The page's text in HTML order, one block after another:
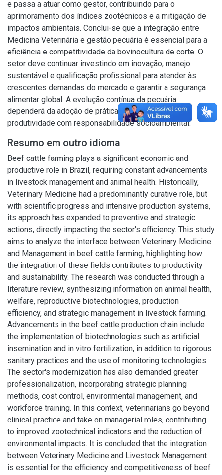
e passa a atuar como gestor, contribuindo para o
aprimoramento dos índices zootécnicos e a mitigação de
impactos ambientais. Conclui-se que a integração entre
Medicina Veterinária e gestão pecuária é essencial para a
eficiência e competitividade da bovinocultura de corte. O
setor deve continuar investindo em inovação, manejo
sustentável e qualificação profissional para atender às
crescentes demandas do mercado e garantir a segurança
alimentar global. A evolução contínua da pecuária
dependerá da adoção de práticas que combinem
produtividade com responsabilidade socioambiental.
Resumo em outro idioma
Beef cattle farming plays a significant economic and
productive role in Brazil, requiring constant advancements
in livestock management and animal health. Historically,
Veterinary Medicine had a predominantly curative role, but
with scientific progress and intensive production systems,
its approach has expanded to preventive and strategic
actions, directly impacting the sector's efficiency. This study
aims to analyze the interface between Veterinary Medicine
and Management in beef cattle farming, highlighting how
the integration of these fields contributes to productivity
and sustainability. The research was conducted through a
literature review, synthesizing information on animal health,
welfare, reproductive biotechnologies, production
efficiency, and strategic management in livestock farming.
Advancements in the beef cattle production chain include
the implementation of biotechnologies such as artificial
insemination and in vitro fertilization, in addition to rigorous
sanitary practices and the use of monitoring technologies.
The sector's modernization has also demanded greater
professionalization, incorporating strategic planning
methods, cost control, environmental management, and
workforce training. In this context, veterinarians go beyond
clinical practice and take on managerial roles, contributing
to improved zootechnical indicators and the reduction of
environmental impacts. It is concluded that the integration
between Veterinary Medicine and Livestock Management
is essential for the efficiency and competitiveness of beef